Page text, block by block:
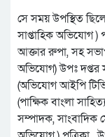
সে সময় উপস্থিত
সাপ্তাহিক অভিযোগ )
আক্তার রুপা, সহ
অভিযোগ) উপঃ দপ্তর
(অভিযোগ আইপি
(পাক্ষিক বাংলা
সম্পাদক, সাংবাদিক